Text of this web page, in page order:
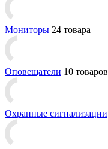
Мониторы 24 товара
Оповещатели 10 товаров
Охранные сигнализации